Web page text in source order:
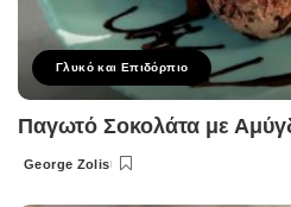
Γλυκό και Επιδόρπιο
Παγωτό Σοκολάτα με
Posted
George Zolis